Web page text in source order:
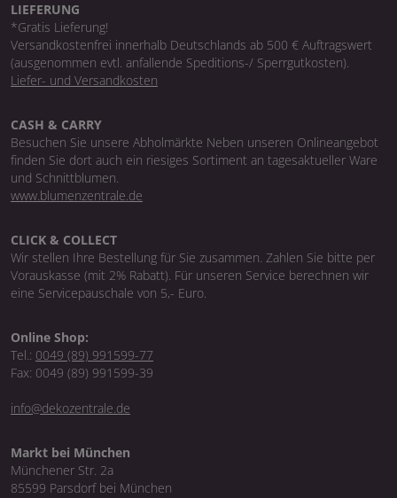
LIEFERUNG
*Gratis Lieferung!
Versandkostenfrei innerhalb Deutschlands ab 500 € Auftragswert
(ausgenommen evtl. anfallende Speditions-/ Sperrgutkosten).
Liefer- und Versandkosten
CASH & CARRY
Besuchen Sie unsere Abholmärkte Neben unseren Onlineangebot
finden Sie dort auch ein riesiges Sortiment an tagesaktueller Ware
und Schnittblumen.
www.blumenzentrale.de
CLICK & COLLECT
Wir stellen Ihre Bestellung für Sie zusammen. Zahlen Sie bitte per
Vorauskasse (mit 2% Rabatt). Für unseren Service berechnen wir
eine Servicepauschale von 5,- Euro.
Online Shop:
Tel.: 0049 (89) 991599-77
Fax: 0049 (89) 991599-39
info@dekozentrale.de
Markt bei München
Münchener Str. 2a
85599 Parsdorf bei München